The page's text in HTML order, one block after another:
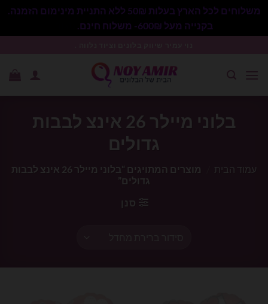
משלוחים לכל הארץ בעלות 50₪ ללא התניית מינימום הזמנה.
בקנייה מעל 600₪- משלוח חינם.
בלוני מיילר 26 אינצ לבבות
גדולים
עמוד הבית
מוצרים המתויגים “בלוני מיילר 26 אינצ לבבות
גדולים”
סנן